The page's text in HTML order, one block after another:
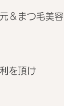
＆まつ毛美
を頂け